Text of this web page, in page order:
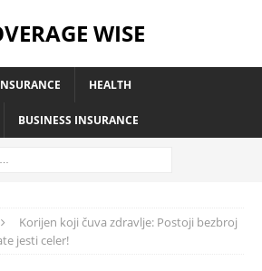
WISE
HEALTH
BUSINESS INSURANCE
Korijen koji čuva zdravlje: Postoji bezbroj
jesti celer!